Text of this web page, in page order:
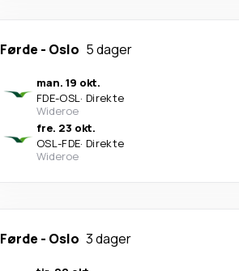
Førde - Oslo 5 dager
man. 19 okt.
FDE-OSL· Direkte
Wideroe
fre. 23 okt.
OSL-FDE· Direkte
Wideroe
Førde - Oslo 3 dager